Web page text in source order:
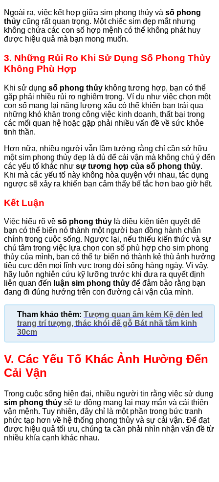
Ngoài ra, việc kết hợp giữa sim phong thủy và số phong
thủy cũng rất quan trọng. Một chiếc sim đẹp mắt nhưng
không chứa các con số hợp mệnh có thể không phát huy
được hiệu quả mà bạn mong muốn.
3. Những Rủi Ro Khi Sử Dụng Số Phong Thủy
Không Phù Hợp
Khi sử dụng số phong thủy không tương hợp, bạn có thể
gặp phải nhiều rủi ro nghiêm trọng. Ví dụ như việc chọn một
con số mang lại năng lượng xấu có thể khiến bạn trải qua
những khó khăn trong công việc kinh doanh, thất bại trong
các mối quan hệ hoặc gặp phải nhiều vấn đề về sức khỏe
tinh thần.
Hơn nữa, nhiều người vẫn lầm tưởng rằng chỉ cần sở hữu
một sim phong thủy đẹp là đủ để cải vận mà không chú ý đến
các yếu tố khác như sự tương hợp của số phong thủy.
Khi mà các yếu tố này không hòa quyện với nhau, tác dụng
ngược sẽ xảy ra khiến bạn cảm thấy bế tắc hơn bao giờ hết.
Kết Luận
Việc hiểu rõ về số phong thủy là điều kiện tiên quyết để
bạn có thể biến nó thành một người bạn đồng hành chân
chính trong cuộc sống. Ngược lại, nếu thiếu kiến thức và sự
chú tâm trong việc lựa chọn con số phù hợp cho sim phong
thủy của mình, bạn có thể tự biến nó thành kẻ thù ảnh hưởng
tiêu cực đến mọi lĩnh vực trong đời sống hàng ngày. Vì vậy,
hãy luôn nghiên cứu kỹ lưỡng trước khi đưa ra quyết định
liên quan đến luận sim phong thủy để đảm bảo rằng bạn
đang đi đúng hướng trên con đường cải vận của mình.
Tham khảo thêm: Tượng quan âm kèm Kệ đèn led
trang trí tượng, thác khói đế gỗ Bát nhã tâm kinh
30cm
V. Các Yếu Tố Khác Ảnh Hưởng Đến
Cải Vận
Trong cuộc sống hiện đại, nhiều người tin rằng việc sử dụng
sim phong thủy sẽ tự động mang lại may mắn và cải thiện
vận mệnh. Tuy nhiên, đây chỉ là một phần trong bức tranh
phức tạp hơn về hệ thống phong thủy và sự cải vận. Để đạt
được hiệu quả tối ưu, chúng ta cần phải nhìn nhận vấn đề từ
nhiều khía cạnh khác nhau.